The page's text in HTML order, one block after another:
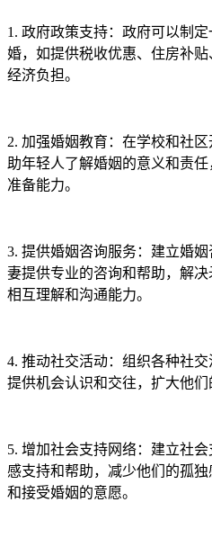
1. 政府政策支持：政府可以制
婚，如提供税收优惠、住房补
经济负担。
2. 加强婚姻教育：在学校和社
助年轻人了解婚姻的意义和责
准备能力。
3. 提供婚姻咨询服务：建立婚
妻提供专业的咨询和帮助，解
相互理解和沟通能力。
4. 推动社交活动：组织各种社
提供机会认识和交往，扩大他们
5. 增加社会支持网络：建立社
感支持和帮助，减少他们的孤
和接受婚姻的意愿。